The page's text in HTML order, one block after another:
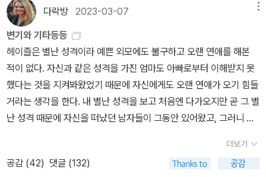
할을 다 한 것이다.제목: 일곱번째 파도... 처음 여섯 번의 파도는 예측
할 수 있고 크기가 엇비슷하대요.연이어 이는 여섯 번의 파도는 깜짝
놀랄 만한 일 같은 건만들어내지않아요. 일관성이 있다고나 할까요.
여섯 번의파도는 멀리서 보면 서로 다른 것 같기도 하지만 늘같은 목
적지를향하죠.그러나 일곱번째 파도는 조심해야 해요.일곱번째 파도
는예측할 수 없어요. ...일곱번째 파도는 거리낌없이, 천진하게,반란을
일으키듯, 모든 것을 씻어내고 새로 만들어놓아요. 일곱번째 파도 사
전에'예전'이란 없어요. '지금'만 있을 뿐 그리고 그 뒤에는 모든 게 달
라져요. 더 좋아질까요. 나빠질까요? 그건 그 파도에 휩쓸리는 사람,
그 파도에 온전히 몸을 맡길 용기를 가진 사람만이 판단할 수 있겠지
라가는 식이다. 그래서 나는 일부러 지원자가 적은 코스만 몇 개 신청
해두었었다. 인상도 좋고 친절한 분이었다. 마음이 놓였다. 사생활에
대해 꼬치꼬치 캐묻지도 않았다. 중간중간 어색한 침묵도 굳이 깨뜨
리지 않는 분이었다. 나에게는 중요한 부분이었다. 그런데.....자꾸만
인증사진을 찍게 했다. '저기 서봐라' '거기서 뒤돌아 봐라' 요구 사항
이 이어졌다. 나는 그냥 등산하려고 만난 건데? 사진 찍는 거 좋아하
지 않는다고 말했다. 예민하게 보이고 싶지 않아서 웃으면서 말한 탓
인지 묵살당했다. 피톤치드도 풍부하고 걷기에도 힘들지 않은 코스였
는데 자꾸만 사진 찍느라 멈춰 서야 했다. 상.중.하로 난이도를 나누면
'하'인 완만한 코스임에도 어쩐지 괴로움은 '상'이 되어있었다. 다섯 번
다락방 2023-03-07
변기와 기타등등
헤이즐은 별난 성격이라 예쁜 외모에도 불구하고 오랜 연애를 해본
적이 없다. 자신과 같은 성격을 가진 엄마도 아빠로부터 이해받지 못
했다는 것을 지켜봐왔었기 때문에 자신에게도 오랜 연애가 오기 힘들
거라는 생각을 한다. 내 별난 성격을 보고 처음엔 다가오지만 곧 그 별
난 성격 때문에 자신을 떠났던 남자들이 그동안 있어왔고, 그러니 아
무 좋아한다. 너무너무 좋아해서 그와는 사귈 수가 없다. 가장 좋은 친
구, 베스트 프렌드로 머물러야 한다. 조쉬도 친구로서 내게 너무 잘해
더보기
공감 (42) 댓글 (132)